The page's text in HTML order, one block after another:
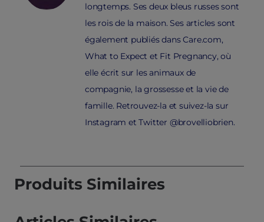
longtemps. Ses deux bleus russes sont
les rois de la maison. Ses articles sont
également publiés dans Care.com,
What to Expect et Fit Pregnancy, où
elle écrit sur les animaux de
compagnie, la grossesse et la vie de
famille. Retrouvez-la et suivez-la sur
Instagram et Twitter @brovelliobrien.
Produits Similaires